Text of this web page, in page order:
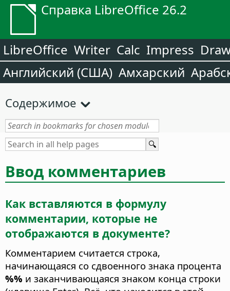
Справка LibreOffice 26.2
LibreOffice Writer Calc Impress
Английский (США) Амхарский
Содержимое
Ввод комментариев
Как вставляются в формулу
комментарии, которые не
отображаются в документе?
Комментарием считается строка,
начинающаяся со сдвоенного знака процента
%% и заканчивающаяся знаком конца строки